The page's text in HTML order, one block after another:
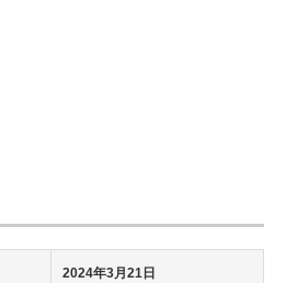
2024年3月21日